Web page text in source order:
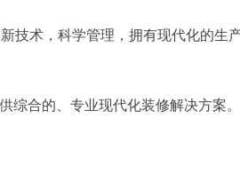
技术，科学管理，拥有现代化的
合的、专业现代化装修解决方案